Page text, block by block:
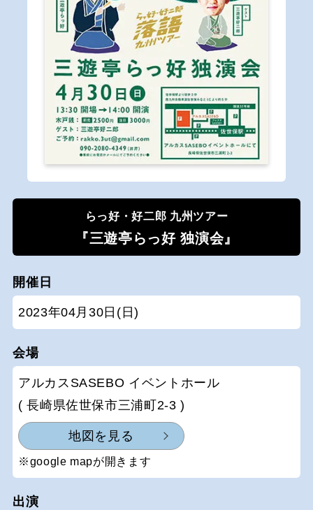
らっ好・好二郎 九州ツアー
『三遊亭らっ好 独演会』
開催日
2023年04月30日(日)
会場
アルカスSASEBO イベントホール
( 長崎県佐世保市三浦町2-3 )
地図を見る
※google mapが開きます
出演